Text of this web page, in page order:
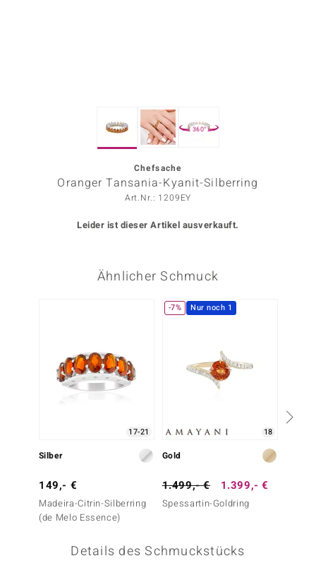
BY DE MELO
360°
Chefsache
Oranger Tansania-Kyanit-Silberring
Art.Nr.: 1209EY
Leider ist dieser Artikel ausverkauft.
Ähnlicher Schmuck
17-21
Silber
149,- €
Madeira-Citrin-Silberring
(de Melo Essence)
-7% Nur noch 1
18
Gold
1.499,- € 1.399,- €
Spessartin-Goldring
Details des Schmuckstücks